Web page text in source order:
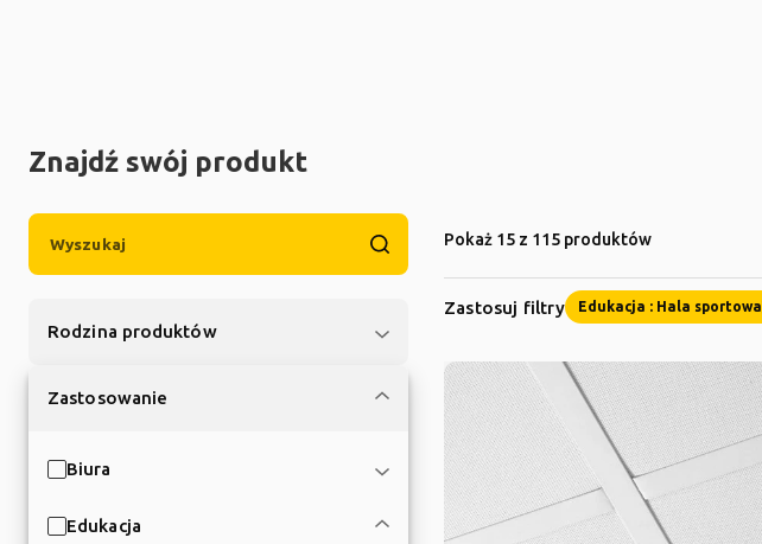
Znajdź swój produkt
Rodzina produktów
Zastosowanie
Biura
Edukacja
Pokaż 15 z 115 produktów
Zastosuj filtry Edukacja : Hala sportowa